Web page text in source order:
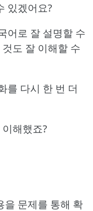
있겠어요?
어로 잘 설명할 수
도 잘 이해할 수
를 다시 한 번 더
해했죠?
을 문제를 통해 확